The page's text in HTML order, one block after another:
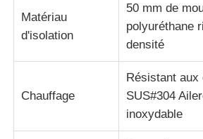
Matériau
d'isolation
50 mm de
polyuréthane
densité
Chauffage
Résistant aux
SUS#304
inoxydable